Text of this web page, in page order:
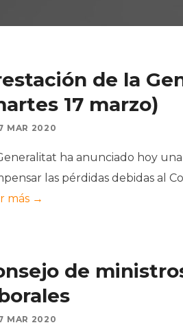
de la
17 marzo)
MAR 2020
ha anunciado hoy
las pérdidas debidas al
más →
de
MAR 2020